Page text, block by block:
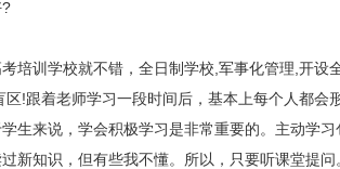
?
训学校就不错，全日制学校,军事化管理,开设
!跟着老师学习一段时间后，基本上每个人都会
生来说，学会积极学习是非常重要的。主动学
新知识，但有些我不懂。所以，只要听课堂提